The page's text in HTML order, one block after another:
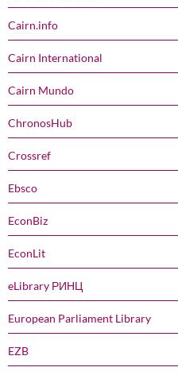
Cairn.info
Cairn International
Cairn Mundo
ChronosHub
Crossref
Ebsco
EconBiz
EconLit
eLibrary РИНЦ
European Parliament Library
EZB